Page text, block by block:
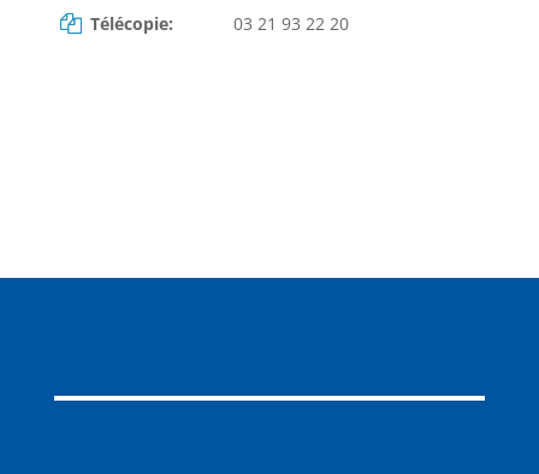
Télécopie: 03 21 93 22 20